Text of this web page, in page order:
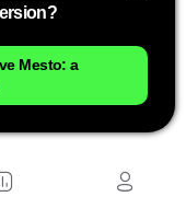
por ahora no se
en el
Mesto: a